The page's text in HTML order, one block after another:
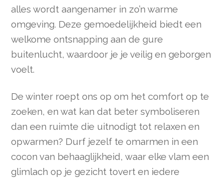
alles wordt aangenamer in zo’n warme
omgeving. Deze gemoedelijkheid biedt een
welkome ontsnapping aan de gure
buitenlucht, waardoor je je veilig en geborgen
voelt.
De winter roept ons op om het comfort op te
zoeken, en wat kan dat beter symboliseren
dan een ruimte die uitnodigt tot relaxen en
opwarmen? Durf jezelf te omarmen in een
cocon van behaaglijkheid, waar elke vlam een
glimlach op je gezicht tovert en iedere